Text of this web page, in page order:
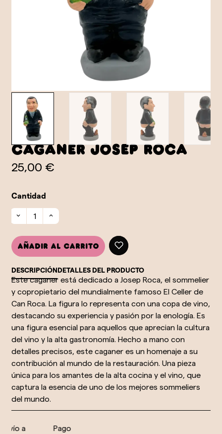
Caganer Josep Roca
25,00 €
Cantidad
Añadir al carrito
DESCRIPCIÓNDETALLES DEL PRODUCTO
Este caganer está dedicado a Josep Roca, el sommelier
y copropietario del mundialmente famoso El Celler de
Can Roca. La figura lo representa con una copa de vino,
destacando su experiencia y pasión por la enología. Es
una figura esencial para aquellos que aprecian la cultura
del vino y la alta gastronomía. Hecho a mano con
detalles precisos, este caganer es un homenaje a su
contribución al mundo de la restauración. Una pieza
única para los amantes de la alta cocina y el vino, que
captura la esencia de uno de los mejores sommeliers
del mundo.
a
Pago